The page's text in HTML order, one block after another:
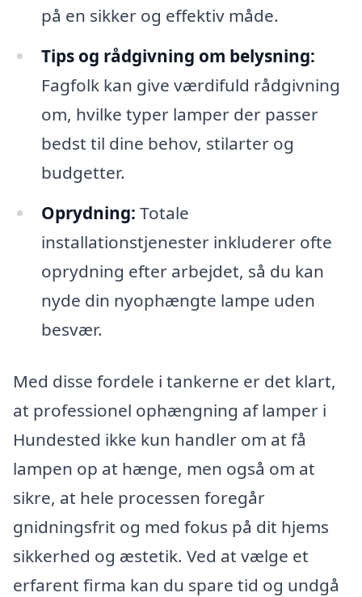
på en sikker og effektiv måde.
Tips og rådgivning om belysning:
Fagfolk kan give værdifuld rådgivning
om, hvilke typer lamper der passer
bedst til dine behov, stilarter og
budgetter.
Oprydning: Totale
installationstjenester inkluderer ofte
oprydning efter arbejdet, så du kan
nyde din nyophængte lampe uden
besvær.
Med disse fordele i tankerne er det klart,
at professionel ophængning af lamper i
Hundested ikke kun handler om at få
lampen op at hænge, men også om at
sikre, at hele processen foregår
gnidningsfrit og med fokus på dit hjems
sikkerhed og æstetik. Ved at vælge et
erfarent firma kan du spare tid og undgå